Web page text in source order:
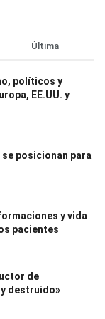
Última
políticos y
EE.UU. y
posicionan para
y vida
pacientes
de
destruido»